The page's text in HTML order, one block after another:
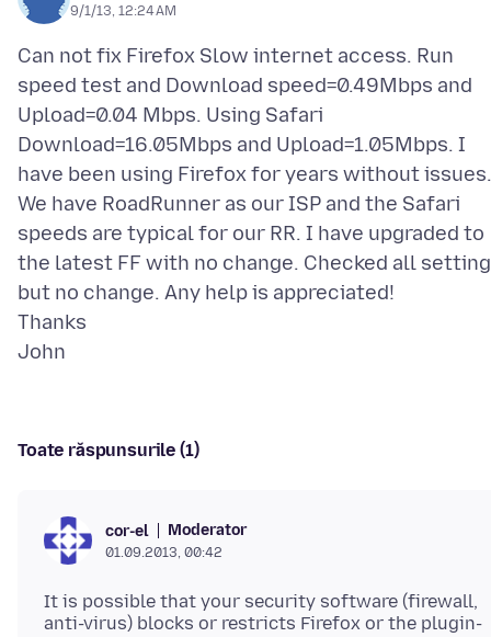
9/1/13, 12:24 AM
Can not fix Firefox Slow internet access. Run
speed test and Download speed=0.49Mbps and
Upload=0.04 Mbps. Using Safari
Download=16.05Mbps and Upload=1.05Mbps. I
have been using Firefox for years without issues.
We have RoadRunner as our ISP and the Safari
speeds are typical for our RR. I have upgraded to
the latest FF with no change. Checked all setting
but no change. Any help is appreciated!
Thanks
Toate răspunsurile (1)
cor-el Moderator
01.09.2013, 00:42
It is possible that your security software (firewall,
anti-virus) blocks or restricts Firefox or the plugin-